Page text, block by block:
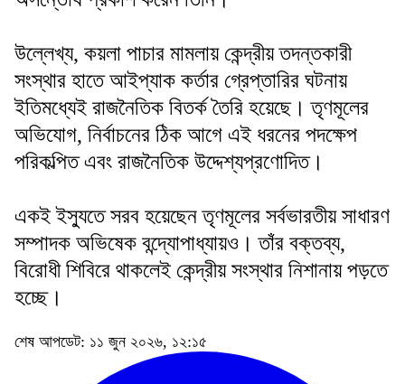
উল্লেখ্য, কয়লা পাচার মামলায় কেন্দ্রীয় তদন্তকারী
সংস্থার হাতে আইপ্যাক কর্তার গ্রেপ্তারির ঘটনায়
ইতিমধ্যেই রাজনৈতিক বিতর্ক তৈরি হয়েছে। তৃণমূলের
অভিযোগ, নির্বাচনের ঠিক আগে এই ধরনের পদক্ষেপ
পরিকল্পিত এবং রাজনৈতিক উদ্দেশ্যপ্রণোদিত।
একই ইস্যুতে সরব হয়েছেন তৃণমূলের সর্বভারতীয় সাধারণ
সম্পাদক অভিষেক বন্দ্যোপাধ্যায়ও। তাঁর বক্তব্য,
বিরোধী শিবিরে থাকলেই কেন্দ্রীয় সংস্থার নিশানায় পড়তে
হচ্ছে।
শেষ আপডেট: ১১ জুন ২০২৬, ১২:১৫